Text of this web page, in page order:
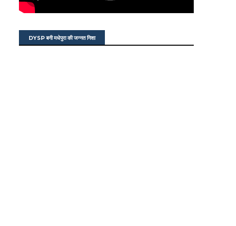
DYSP बनी मधेपुरा की जन्नत निशा